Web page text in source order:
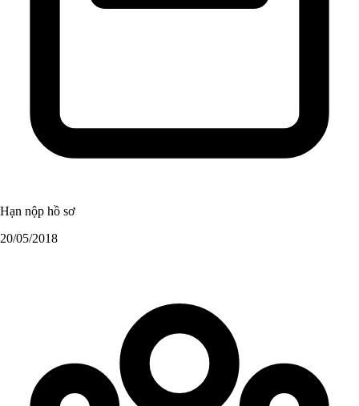
Hạn nộp hồ sơ
20/05/2018